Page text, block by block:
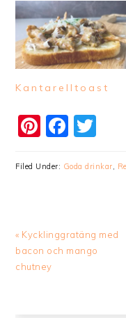
Kantarelltoast
Pinterest
Filed Under: Goda drinkar,
Previous
Post:
« Kycklinggratäng med
bacon och mango
chutney